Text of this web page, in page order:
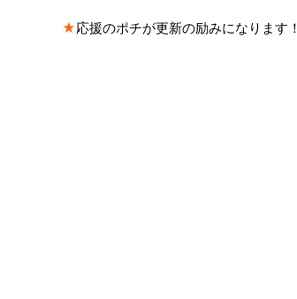
★応援のポチが更新の励みになります！